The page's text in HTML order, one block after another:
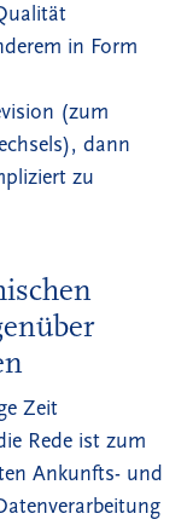
in Form
(zum
dann
zu
Zeit
Rede ist zum
Ankunfts- und